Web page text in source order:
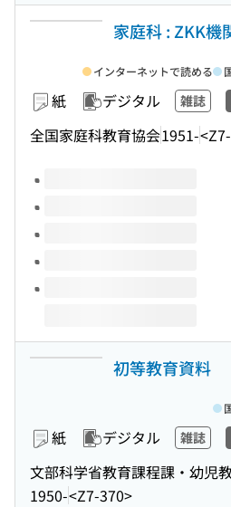
家庭科 : ZKK機
紙 デジタル 雑誌
全国家庭科教育協会1951-
インターネットで読める
このタイトルの巻号
初等教育資料
紙 デジタル 雑誌
文部科学省教育課程課・幼児
1950-<Z7-370>